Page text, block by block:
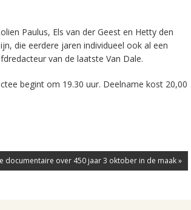
Paulus, Els van der Geest en Hetty den
die eerdere jaren individueel ook al een
van de laatste Van Dale.
begint om 19.30 uur. Deelname kost 20,00
documentaire over 450 jaar 3 oktober in de maak »